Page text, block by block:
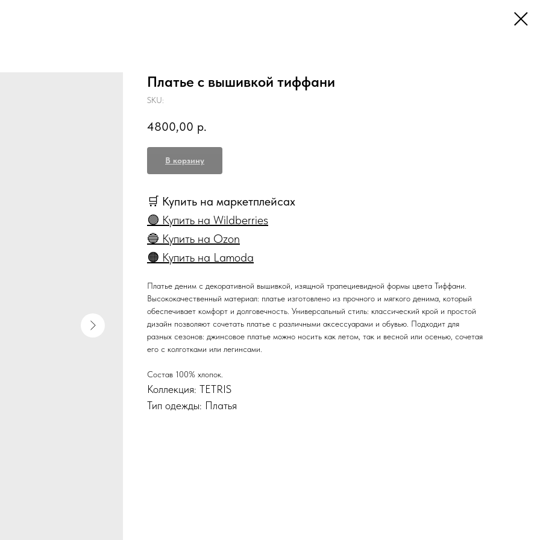
Платье с вышивкой тиффани
SKU:
4800,00 р.
В корзину
🛒 Купить на маркетплейсах
🟣 Купить на Wildberries
🔵 Купить на Ozon
🟠 Купить на Lamoda
Платье деним с декоративной вышивкой, изящной трапециевидной формы цвета Тиффани.
Высококачественный материал: платье изготовлено из прочного и мягкого денима, который
обеспечивает комфорт и долговечность. Универсальный стиль: классический крой и простой
дизайн позволяют сочетать платье с различными аксессуарами и обувью. Подходит для
разных сезонов: джинсовое платье можно носить как летом, так и весной или осенью, сочетая
его с колготками или легинсами.
Состав 100% хлопок.
Коллекция: TETRIS
Тип одежды: Платья